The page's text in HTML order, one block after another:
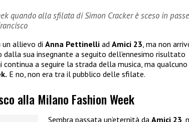
quando alla sfilata di Simon Cracker è sceso in
un allievo di Anna Pettinelli ad Amici 23, ma non
sua insegnante a seguito dell’ennesimo risultato
a seguire la strada della musica, ma qualcuno
E no, non era tra il pubblico delle sfilate.
alla Milano Fashion Week
Sembra passata un’eternità da Amici 23,